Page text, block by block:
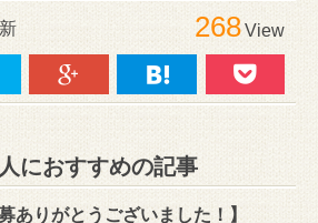
268View
におすすめの記事
ありがとうございました！】